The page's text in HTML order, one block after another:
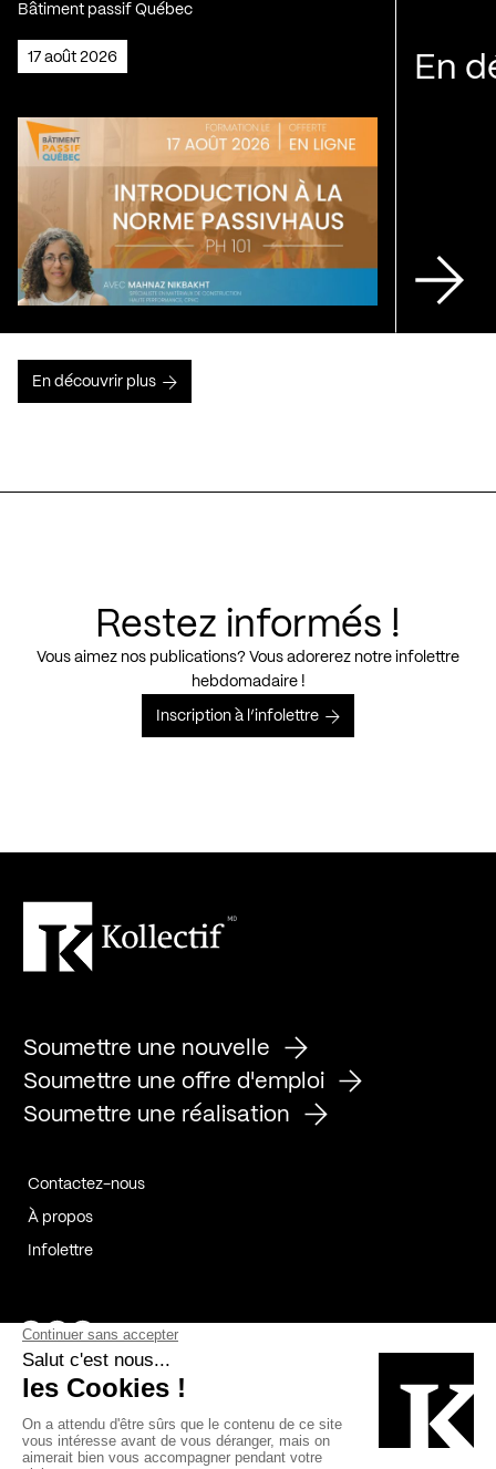
Bâtiment passif Québec
17 août 2026 En
En découvrir plus
Restez informés !
Vous aimez nos publications? Vous adorerez notre infolettre
hebdomadaire !
Inscription à l’infolettre
Soumettre une nouvelle
Soumettre une offre d'emploi
Soumettre une réalisation
Contactez-nous
À propos
Infolettre
Page Facebook de Kollectif
Page Instagram de Kollectif
Page Linkedin de Kollectif